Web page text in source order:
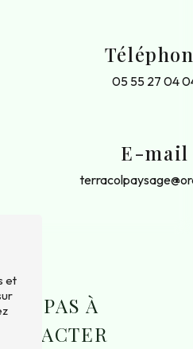
05 55 27 04
E-mail
PAS À
et